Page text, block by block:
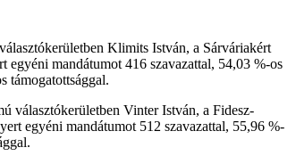
Klimits István, a Sárváriakért
mandátumot 416 szavazattal, 54,03 %-os
támogatottsággal.
választókerületben Vinter István, a Fidesz-
egyéni mandátumot 512 szavazattal, 55,96 %-